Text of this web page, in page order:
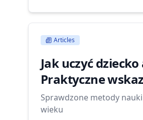
Articles
Jak uczyć
Praktyczne
Sprawdzone metody
wieku